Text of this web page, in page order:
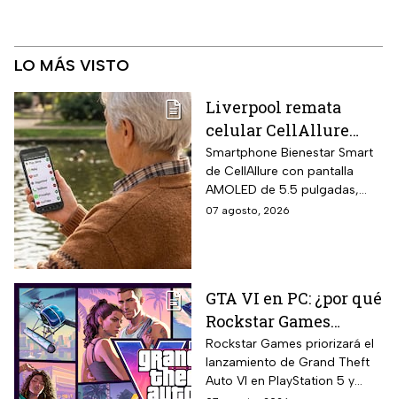
LO MÁS VISTO
Liverpool remata
celular CellAllure
Smart AMOLED 5.5
pulgadas con botón
SOS, ideal para adultos
mayores: rebaja de 55%
Smartphone Bienestar Smart
de CellAllure con pantalla
AMOLED de 5.5 pulgadas,
sistema operativo Android 13
ubicado en la parte trasera
del equipo que activa llamada
automática al contacto de
emergencia junto con alarma
sonora potente.
07 agosto, 2026
GTA VI en PC: ¿por qué
Rockstar Games
decidió priorizar
PlayStation 5 y Xbox
Series X?
Rockstar Games priorizará el
lanzamiento de Grand Theft
Auto VI en PlayStation 5 y